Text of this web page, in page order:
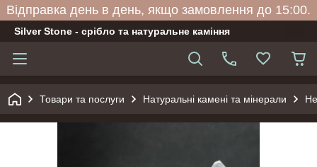
Відправка день в день, якщо замовлення до 15:00.
Silver Stone - срібло та натуральне каміння
Товари та послуги Натуральні камені та мінерали